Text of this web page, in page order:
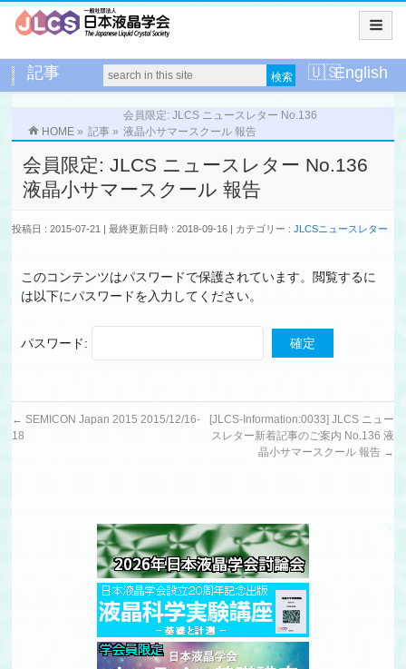
記事 English
HOME » 記事 »
会員限定: JLCS ニュースレター No.136
液晶小サマースクール 報告
会員限定: JLCS ニュースレター No.136
液晶小サマースクール 報告
投稿日 : 2015-07-21 最終更新日時 : 2018-09-16 カテゴリー :JLCSニュースレター
このコンテンツはパスワードで保護されています。閲覧するに
は以下にパスワードを入力してください。
パスワード:
← SEMICON Japan 2015 2015/12/16-
18
[JLCS-Information:0033] JLCS ニュー
スレター新着記事のご案内 No.136 液
晶小サマースクール 報告 →